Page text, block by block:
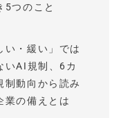
5つのこと
い・緩い」では
いAI規制、6カ
制動向から読み
業の備えとは